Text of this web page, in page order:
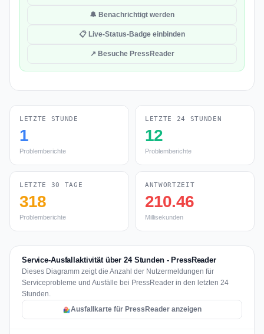
🔔 Benachrichtigt werden
📋 Live-Status-Badge einbinden
↗ Besuche PressReader
LETZTE STUNDE
1
Problemberichte
LETZTE 24 STUNDEN
12
Problemberichte
LETZTE 30 TAGE
318
Problemberichte
ANTWORTZEIT
210.46
Millisekunden
Service-Ausfallaktivität über 24 Stunden - PressReader
Dieses Diagramm zeigt die Anzahl der Nutzermeldungen für
Serviceprobleme und Ausfälle bei PressReader in den letzten 24
Stunden.
Ausfallkarte für PressReader anzeigen